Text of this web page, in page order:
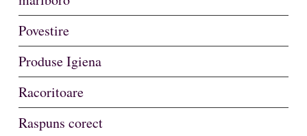
Povestire
Produse Igiena
Racoritoare
Raspuns corect